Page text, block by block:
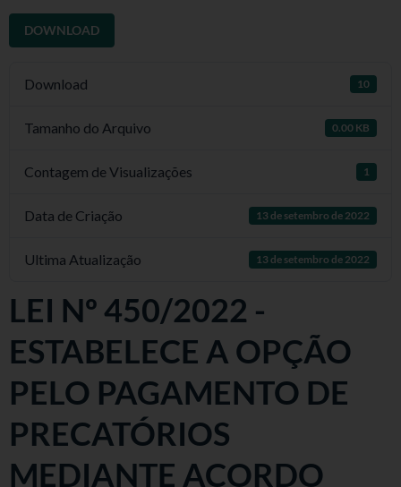
DOWNLOAD
Download 10
Tamanho do Arquivo 0.00 KB
Contagem de Visualizações 1
Data de Criação 13 de setembro de 2022
Ultima Atualização 13 de setembro de 2022
LEI Nº 450/2022 -
ESTABELECE A OPÇÃO
PELO PAGAMENTO DE
PRECATÓRIOS
MEDIANTE ACORDO